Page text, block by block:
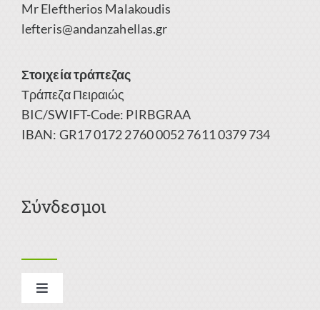
Mr Eleftherios Malakoudis
lefteris@andanzahellas.gr
Στοιχεία τράπεζας
Τράπεζα Πειραιώς
BIC/SWIFT-Code: PIRBGRAA
IBAN: GR17 0172 2760 0052 7611 0379 734
Σύνδεσμοι
Toggle